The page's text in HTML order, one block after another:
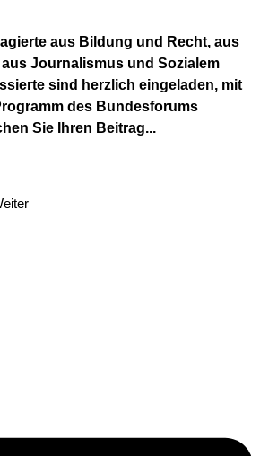
aus Bildung und Recht, aus
Journalismus und Sozialem
sind herzlich eingeladen, mit
des Bundesforums
Sie Ihren Beitrag...